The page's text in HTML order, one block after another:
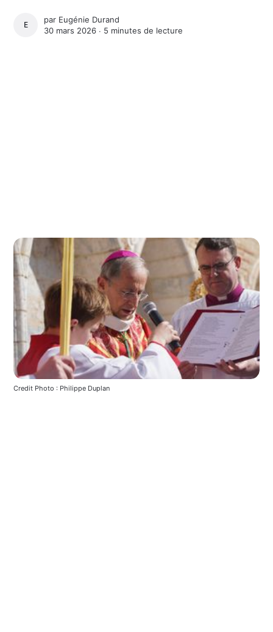
EUGÉNIE DURAND
par Eugénie Durand
30 mars 2026 ∙ 5 minutes de lecture
Credit Photo : Philippe Duplan